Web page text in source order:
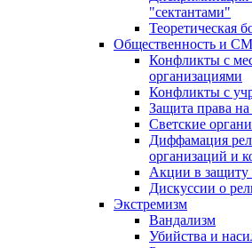
"сектантами"
Теоретическая
Общественность и
Конфликты с
организациями
Конфликты с
Защита права на
Светские
Диффамация
организаций и
Акции в защиту
Дискуссии о
Экстремизм
Вандализм
Убийства и